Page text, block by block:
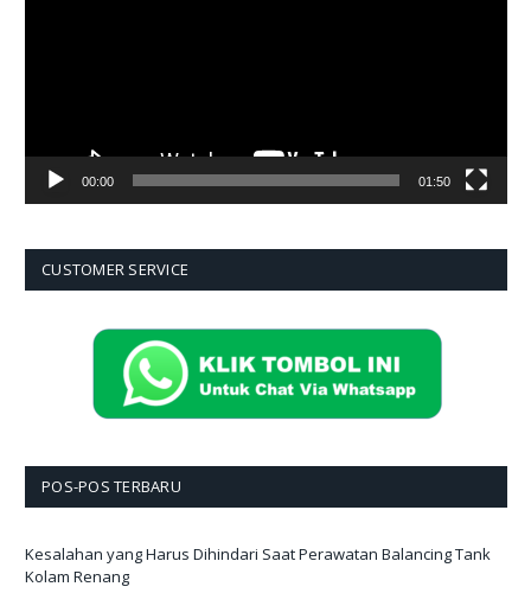
00:00 01:50
CUSTOMER SERVICE
POS-POS TERBARU
Kesalahan yang Harus Dihindari Saat Perawatan Balancing Tank
Kolam Renang